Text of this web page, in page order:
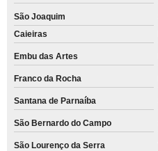
São Joaquim
Caieiras
Embu das Artes
Franco da Rocha
Santana de Parnaíba
São Bernardo do Campo
São Lourenço da Serra